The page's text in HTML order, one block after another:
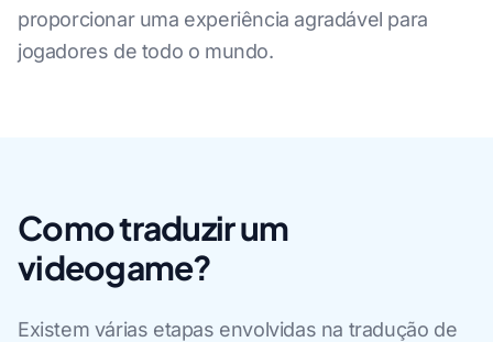
proporcionar uma experiência agradável para
jogadores de todo o mundo.
Como traduzir um
videogame?
Existem várias etapas envolvidas na tradução de